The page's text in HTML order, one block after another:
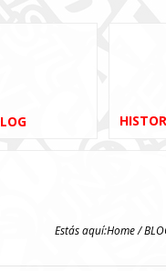
Estás aquí:Home/